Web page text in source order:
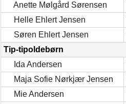
Anette Mølgård Sørensen
Helle Ehlert Jensen
Søren Ehlert Jensen
Tip-tipoldebørn
Ida Andersen
Maja Sofie Nørkjær Jensen
Mie Andersen